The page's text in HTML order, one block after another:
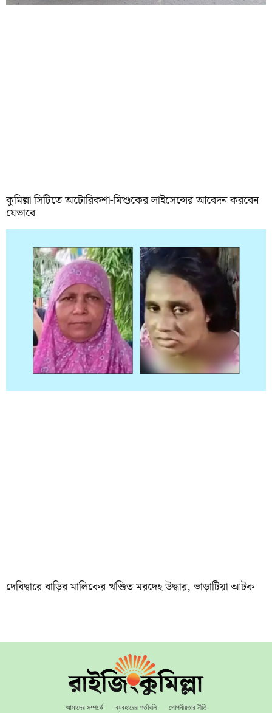
কুমিল্লা সিটিতে অটোরিকশা-মিশুকের লাইসেন্সের আবেদন করবেন
যেভাবে
দেবিদ্বারে বাড়ির মালিকের খণ্ডিত মরদেহ উদ্ধার, ভাড়াটিয়া আটক
আমাদের সম্পর্কে ব্যবহারের শর্তাবলি গোপনীয়তার নীতি